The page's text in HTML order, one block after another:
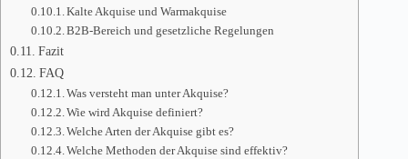
Kalte Akquise und Warmakquise
B2B-Bereich und gesetzliche Regelungen
Fazit
FAQ
Was versteht man unter Akquise?
Wie wird Akquise definiert?
Welche Arten der Akquise gibt es?
Welche Methoden der Akquise sind effektiv?